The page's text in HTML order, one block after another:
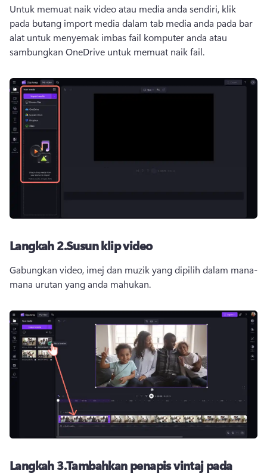
Untuk memuat naik video atau media anda sendiri, klik
pada butang import media dalam tab media anda pada bar
alat untuk menyemak imbas fail komputer anda atau
sambungkan OneDrive untuk memuat naik fail.
Langkah 2.Susun klip video
Gabungkan video, imej dan muzik yang dipilih dalam mana-
mana urutan yang anda mahukan.
Langkah 3.Tambahkan penapis vintaj pada